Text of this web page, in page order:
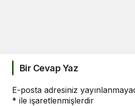
Bir Cevap Yaz
E-posta adresiniz
* ile işaretlenmişlerdir